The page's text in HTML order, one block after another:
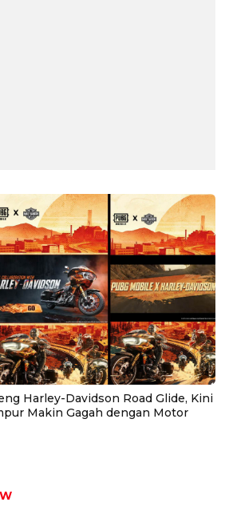
Harley-Davidson Road Glide, Kini
Makin Gagah dengan Motor